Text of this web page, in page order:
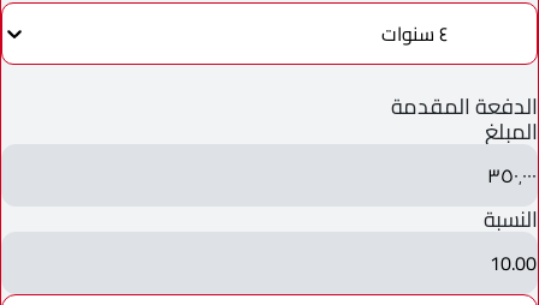
٤ سنوات
الدفعة المقدمة
المبلغ
٣٥٠٬٠٠٠
النسبة
10.00